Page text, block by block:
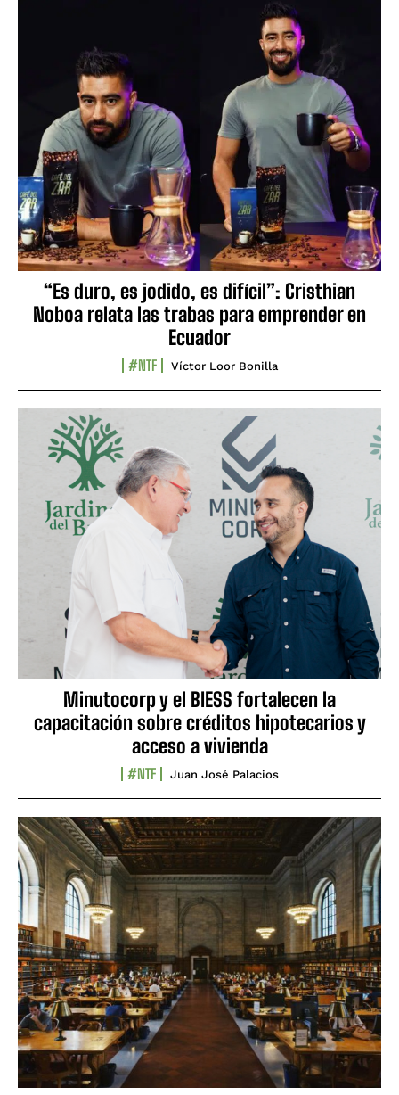
“Es duro, es jodido, es difícil”: Cristhian
Noboa relata las trabas para emprender en
Ecuador
#NTF Víctor Loor Bonilla
Minutocorp y el BIESS fortalecen la
capacitación sobre créditos hipotecarios y
acceso a vivienda
#NTF Juan José Palacios